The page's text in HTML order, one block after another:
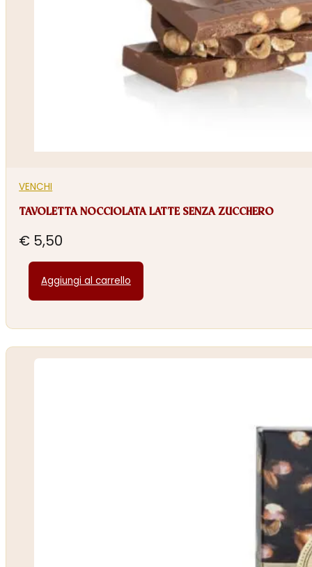
VENCHI
TAVOLETTA NOCCIOLATA LATTE SENZA ZUCCHERO
€ 5,50
Aggiungi al carrello